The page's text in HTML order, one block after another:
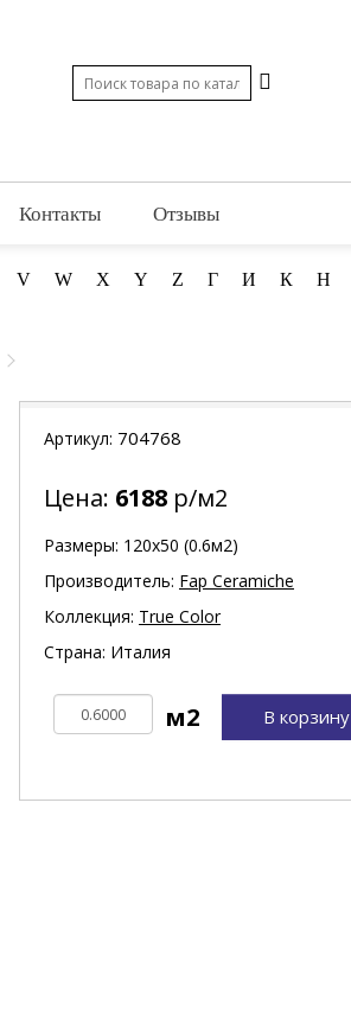
Контакты Отзывы
V W X Y Z Г И К Н
Артикул: 704768
Цена: 6188 р/м2
Размеры: 120х50 (0.6м2)
Производитель: Fap Ceramiche
Коллекция: True Color
Страна: Италия
В корзину